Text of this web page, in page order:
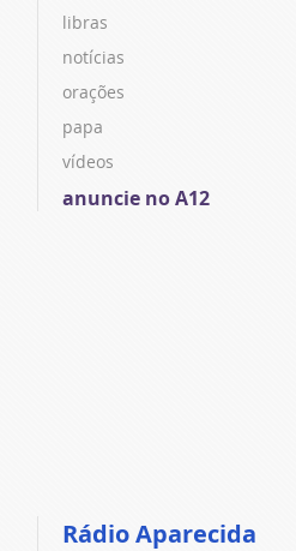
libras
notícias
orações
papa
vídeos
anuncie no A12
Rádio Aparecida